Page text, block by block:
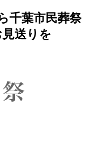
千葉市民葬祭
送りを